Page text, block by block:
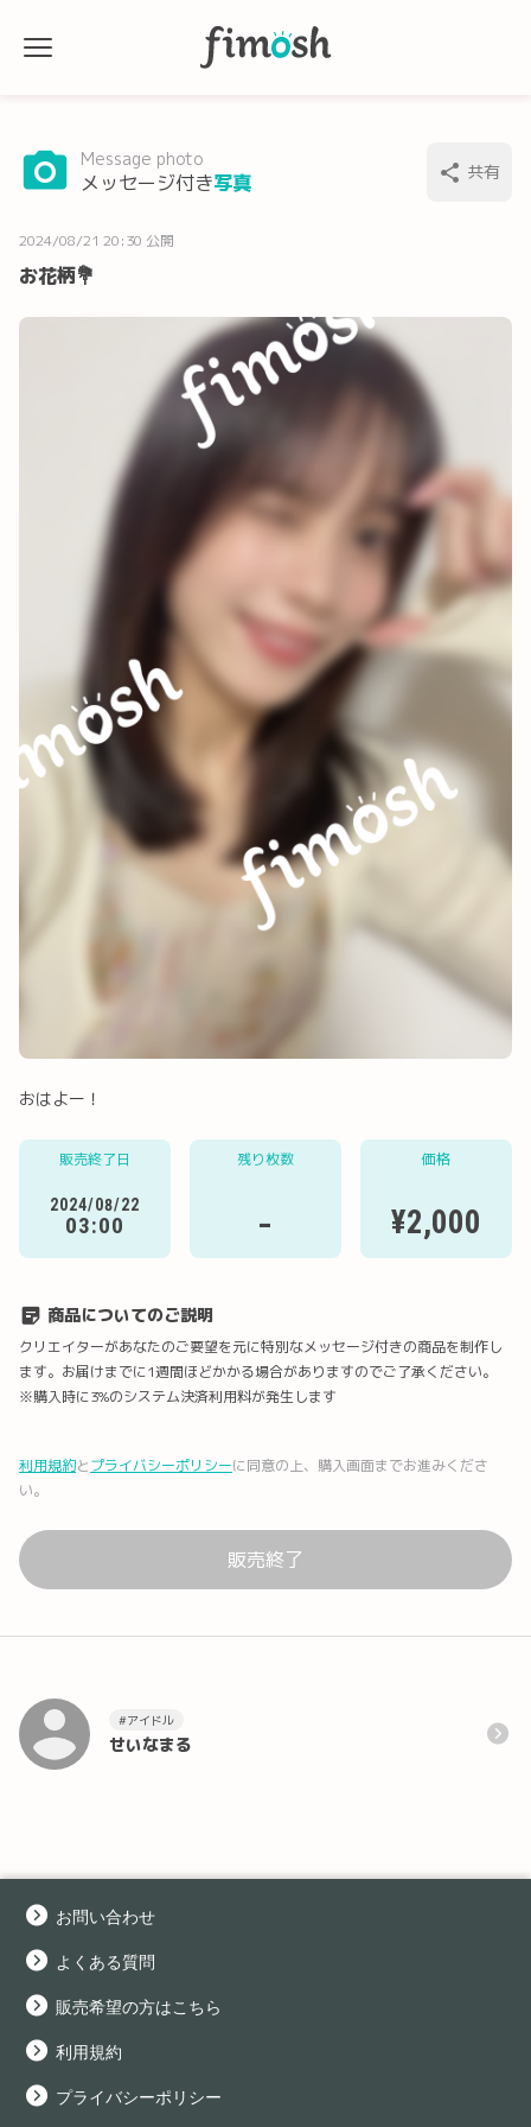
Message photo
メッセージ付き写真 共有
2024/08/21 20:30 公開
お花柄💐
おはよー！
販売終了日
2024/08/22
03:00
残り枚数
-
価格
¥2,000
商品についてのご説明
クリエイターがあなたのご要望を元に特別なメッセージ付きの商品を制作し
ます。お届けまでに1週間ほどかかる場合がありますのでご了承ください。
※購入時に3%のシステム決済利用料が発生します
利用規約とプライバシーポリシーに同意の上、購入画面までお進みくださ
い。
販売終了
#アイドル
せいなまる
お問い合わせ
よくある質問
販売希望の方はこちら
利用規約
プライバシーポリシー
Twitter LINE Facebook
URLコピー